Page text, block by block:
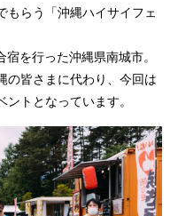
もらう「沖縄ハイサイフェ
を行った沖縄県南城市。
の皆さまに代わり、今回は
トとなっています。